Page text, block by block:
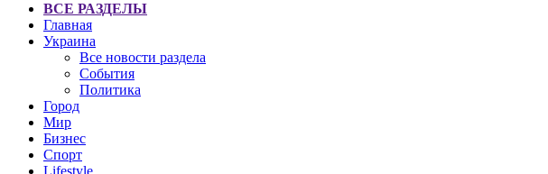
ВСЕ РАЗДЕЛЫ
Главная
Украина
Все новости раздела
События
Политика
Город
Мир
Бизнес
Спорт
Lifestyle